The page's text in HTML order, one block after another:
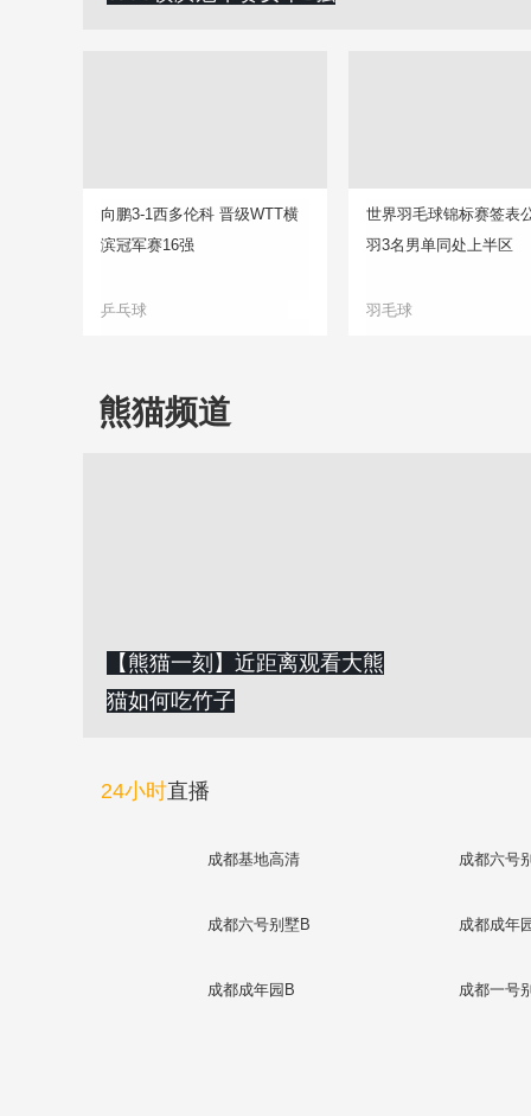
向鹏3-1西多伦科 晋级WTT横
滨冠军赛16强
乒乓球
世界羽毛球锦标赛签表
羽3名男单同处上半区
羽毛球
熊猫频道
【熊猫一刻】近距离观看大熊
猫如何吃竹子
24小时直播
成都基地高清 成都六号
成都六号别墅B 成都成年
成都成年园B 成都一号